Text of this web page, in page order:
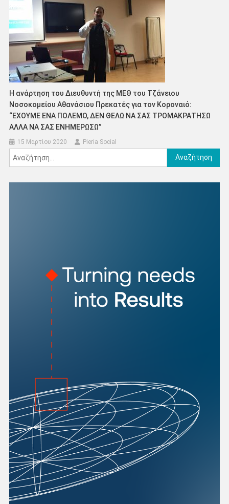
Η ανάρτηση του Διευθυντή της ΜΕΘ του Τζάνειου
Νοσοκομείου Αθανάσιου Πρεκατές για τον Κοροναιό:
“ΕΧΟΥΜΕ ΕΝΑ ΠΟΛΕΜΟ, ΔΕΝ ΘΕΛΩ ΝΑ ΣΑΣ ΤΡΟΜΑΚΡΑΤΗΣΩ
ΑΛΛΑ ΝΑ ΣΑΣ ΕΝΗΜΕΡΩΣΩ”
15 Μαρτίου 2020 Pieria Social
Αναζήτηση
για: